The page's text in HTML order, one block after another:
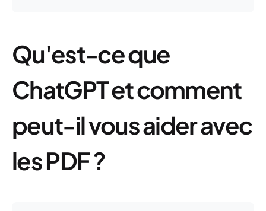
Qu'est-ce que
ChatGPT et comment
peut-il vous aider avec
les PDF ?